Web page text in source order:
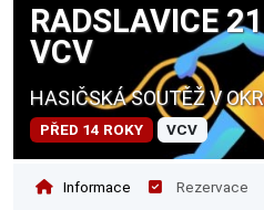
RADSLAVICE
VCV
HASIČSKÁ SOUTĚŽ V
PŘED 14 ROKY VCV
Informace Rezervace